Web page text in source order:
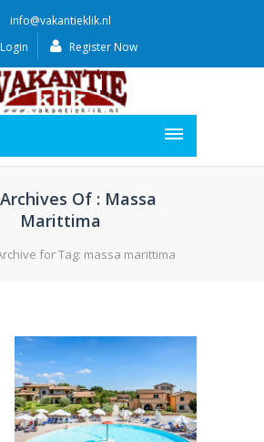
info@vakantieklik.nl
Login
Register Now
Of : Massa
Marittima
for Tag: massa marittima